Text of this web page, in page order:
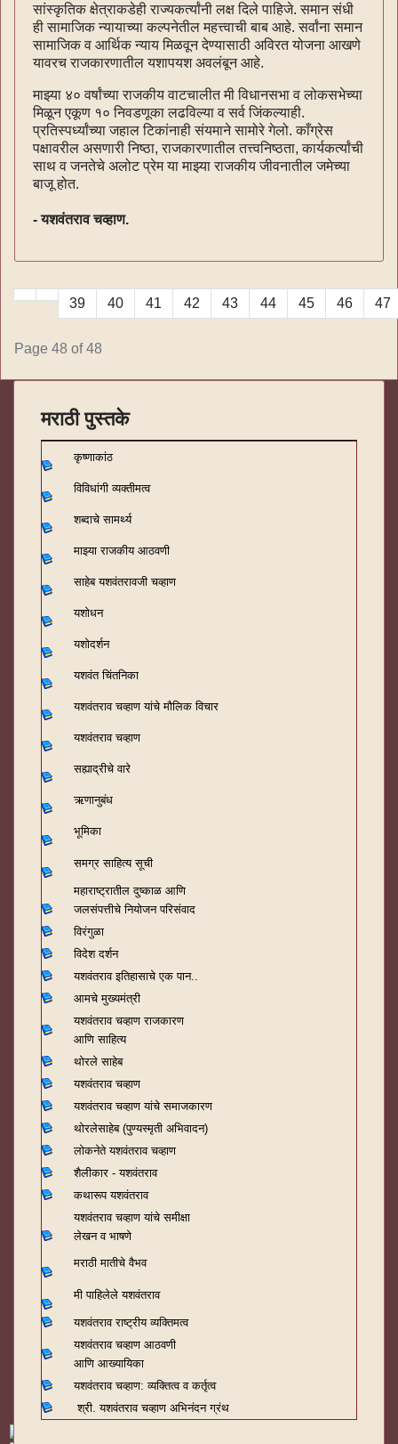
सांस्कृतिक क्षेत्राकडेही राज्यकर्त्यांनी लक्ष दिले पाहिजे. समान संधी
ही सामाजिक न्यायाच्या कल्पनेतील महत्त्वाची बाब आहे. सर्वांना समान
सामाजिक व आर्थिक न्याय मिळवून देण्यासाठी अविरत योजना आखणे
यावरच राजकारणातील यशापयश अवलंबून आहे.
माझ्या ४० वर्षांच्या राजकीय वाटचालीत मी विधानसभा व लोकसभेच्या
मिळून एकूण १० निवडणूका लढविल्या व सर्व जिंकल्याही.
प्रतिस्पर्ध्यांच्या जहाल टिकांनाही संयमाने सामोरे गेलो. काँग्रेस
पक्षावरील असणारी निष्ठा, राजकारणातील तत्त्वनिष्ठता, कार्यकर्त्यांची
साथ व जनतेचे अलोट प्रेम या माझ्या राजकीय जीवनातील जमेच्या
बाजू होत.
- यशवंतराव चव्हाण.
39 40 41 42 43 44 45 46 47
Page 48 of 48
मराठी पुस्तके
कृष्णाकांठ
विविधांगी व्यक्तीमत्व
शब्दाचे सामर्थ्य
माझ्या राजकीय आठवणी
साहेब यशवंतरावजी चव्हाण
यशोधन
यशोदर्शन
यशवंत चिंतनिका
यशवंतराव चव्हाण यांचे मौलिक विचार
यशवंतराव चव्हाण
सह्याद्रीचे वारे
ऋणानुबंध
भूमिका
समग्र साहित्य सूची
महाराष्ट्रातील दुष्काळ आणि
जलसंपत्तीचे नियोजन परिसंवाद
विरंगुळा
विदेश दर्शन
यशवंतराव इतिहासाचे एक पान..
आमचे मुख्यमंत्री
यशवंतराव चव्हाण राजकारण
आणि साहित्य
थोरले साहेब
यशवंतराव चव्हाण
यशवंतराव चव्हाण यांचे समाजकारण
थोरलेसाहेब (पुण्यस्मृती अभिवादन)
लोकनेते यशवंतराव चव्हाण
शैलीकार - यशवंतराव
कथारूप यशवंतराव
यशवंतराव चव्हाण यांचे समीक्षा
लेखन व भाषणे
मराठी मातीचे वैभव
मी पाहिलेले यशवंतराव
यशवंतराव राष्ट्रीय व्यक्तिमत्व
यशवंतराव चव्हाण आठवणी
आणि आख्यायिका
यशवंतराव चव्हाण: व्यक्तित्व व कर्तृत्व
श्री. यशवंतराव चव्हाण अभिनंदन ग्रंथ